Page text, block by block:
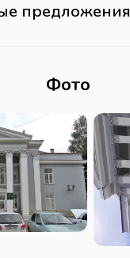
предложения
Фото